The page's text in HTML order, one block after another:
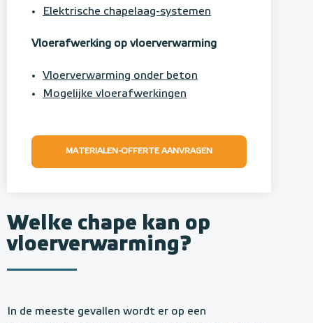
Elektrische chapelaag-systemen
Vloerafwerking op vloerverwarming
Vloerverwarming onder beton
Mogelijke vloerafwerkingen
MATERIALEN-OFFERTE AANVRAGEN
Welke chape kan op
vloerverwarming?
In de meeste gevallen wordt er op een